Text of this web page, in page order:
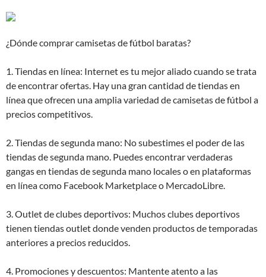
¿Dónde comprar camisetas de fútbol baratas?
1. Tiendas en línea: Internet es tu mejor aliado cuando se trata
de encontrar ofertas. Hay una gran cantidad de tiendas en
línea que ofrecen una amplia variedad de camisetas de fútbol a
precios competitivos.
2. Tiendas de segunda mano: No subestimes el poder de las
tiendas de segunda mano. Puedes encontrar verdaderas
gangas en tiendas de segunda mano locales o en plataformas
en línea como Facebook Marketplace o MercadoLibre.
3. Outlet de clubes deportivos: Muchos clubes deportivos
tienen tiendas outlet donde venden productos de temporadas
anteriores a precios reducidos.
4. Promociones y descuentos: Mantente atento a las